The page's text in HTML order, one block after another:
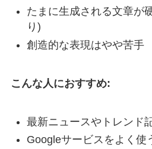
たまに生成される文章が
り)
創造的な表現はやや苦手
こんな人におすすめ:
最新ニュースやトレンド
Googleサービスをよく使